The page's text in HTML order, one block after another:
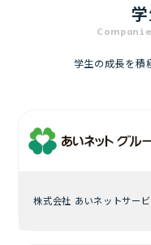
学生の成長を積
株式会社 あいネットサービ